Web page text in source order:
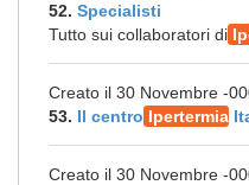
52. Specialisti
Tutto sui collaboratori di
Creato il 30 Novembre -
53. Il centro Ipertermia
Creato il 30 Novembre -